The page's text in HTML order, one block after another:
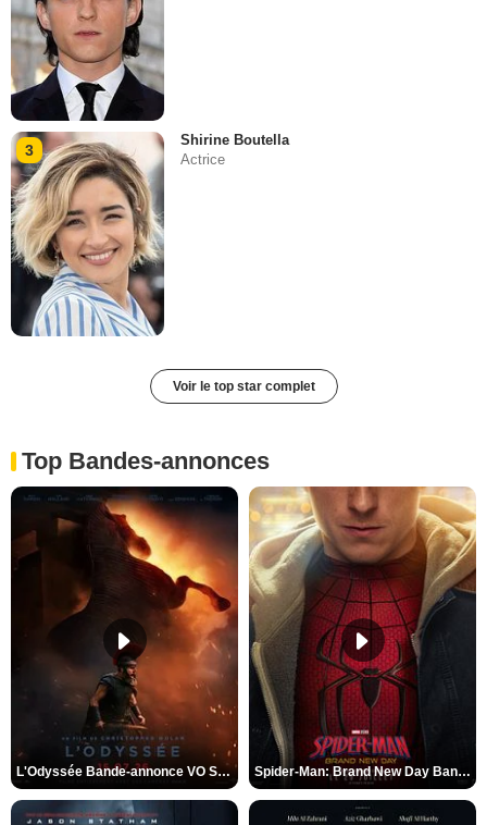
3
Shirine Boutella
Actrice
Voir le top star complet
Top Bandes-annonces
L'Odyssée Bande-annonce VO STFR Spider-Man: Brand New Day Bande-annonce VO STFR